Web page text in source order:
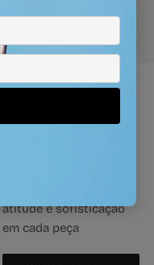
vestem Alto Giro e
melhor versão.
atitude e sofisticação
em cada peça